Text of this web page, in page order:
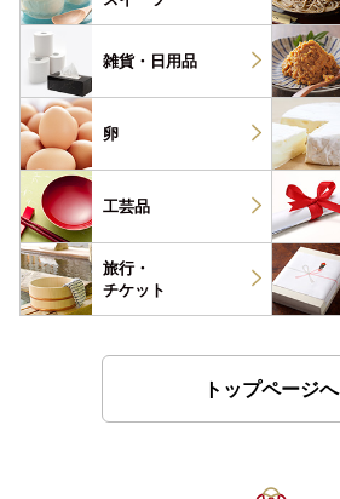
雑貨・ 日用品
卵
工芸品
旅行・
チケット
トップページへ